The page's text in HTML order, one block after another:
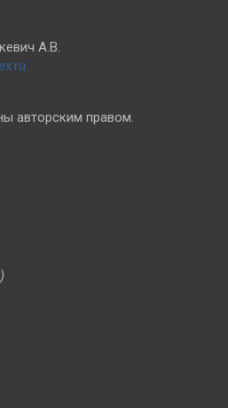
А.В.
авторским правом.